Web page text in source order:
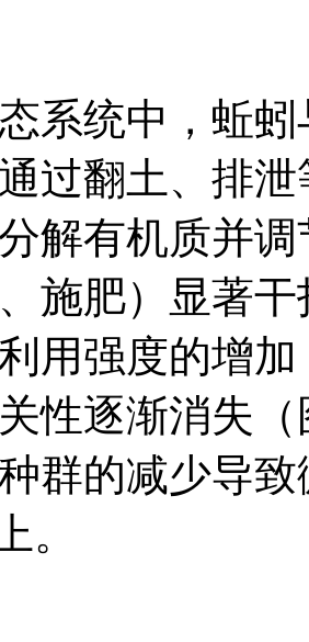
系统中，蚯
过翻土、排
解有机质并
、施肥）显著
用强度的增
性逐渐消失
群的减少导
。